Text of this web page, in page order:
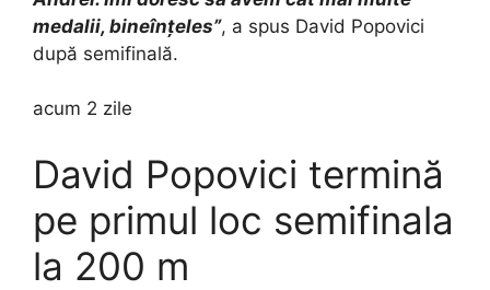
medalii, bineînțeles”, a spus David Popovici
după semifinală.
acum 2 zile
David Popovici termină
pe primul loc semifinala
la 200 m